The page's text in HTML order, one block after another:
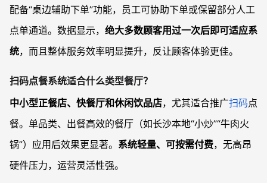
配备“桌边辅助下单”功能，员工可协助下单或保留部分人工
点单通道。数据显示， 绝大多数顾客用过一次后即可适应系
统，而且整体服务效率明显提升，反让顾客体验更佳。
扫码点餐系统适合什么类型餐厅？
中小型正餐店、快餐厅和休闲饮品店，尤其适合推广扫码点
餐。单品类、出餐高效的餐厅（如长沙本地“小炒”“牛肉火
锅”）应用后效果更显著。 系统轻量、可按需付费，无高昂
硬件压力，运营灵活性强。